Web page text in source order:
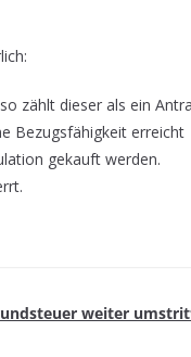
zählt die­ser als ein
Bezugs­fä­hig­keit erreicht
gekauft werden.
wei­ter